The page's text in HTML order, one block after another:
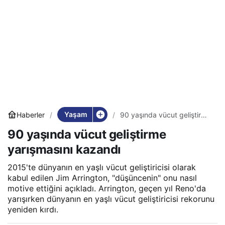
Haberler Yaşam
90 yaşında vücut geliştirme
90 yaşında vücut geliştirme
yarışmasını kazandı
2015'te dünyanın en yaşlı vücut geliştiricisi olarak
kabul edilen Jim Arrington, "düşüncenin" onu nasıl
motive ettiğini açıkladı. Arrington, geçen yıl Reno'da
yarışırken dünyanın en yaşlı vücut geliştiricisi rekorunu
yeniden kırdı.